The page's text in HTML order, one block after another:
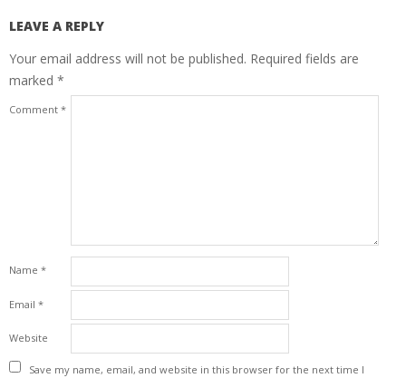
LEAVE A REPLY
Your email address will not be published. Required fields are
marked *
Comment *
Name *
Email *
Website
Save my name, email, and website in this browser for the next time I